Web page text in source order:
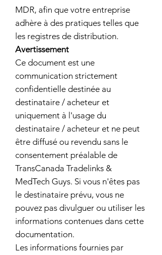
MDR, afin que votre entreprise
adhère à des pratiques telles que
les registres de distribution.
Avertissement
Ce document est une
communication strictement
confidentielle destinée au
destinataire / acheteur et
uniquement à l'usage du
destinataire / acheteur et ne peut
être diffusé ou revendu sans le
consentement préalable de
TransCanada Tradelinks &
MedTech Guys. Si vous n'êtes pas
le destinataire prévu, vous ne
pouvez pas divulguer ou utiliser les
informations contenues dans cette
documentation.
Les informations fournies par